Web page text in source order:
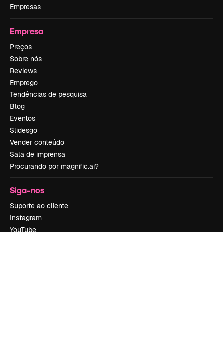
Empresas
Empresa
Preços
Sobre nós
Reviews
Emprego
Tendências de pesquisa
Blog
Eventos
Slidesgo
Vender conteúdo
Sala de imprensa
Procurando por magnific.ai?
Siga-nos
Suporte ao cliente
Instagram
YouTube